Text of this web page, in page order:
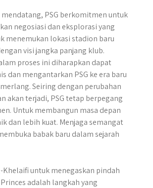
PSG berkomitmen untuk
negosiasi dan eksplorasi yang
menemukan lokasi stadion baru
visi jangka panjang klub.
proses ini diharapkan dapat
dan mengantarkan PSG ke era baru
Seiring dengan perubahan
akan terjadi, PSG tetap berpegang
Untuk membangun masa depan
dan lebih kuat. Menjaga semangat
babak baru dalam sejarah
Khelaifi untuk menegaskan pindah
adalah langkah yang